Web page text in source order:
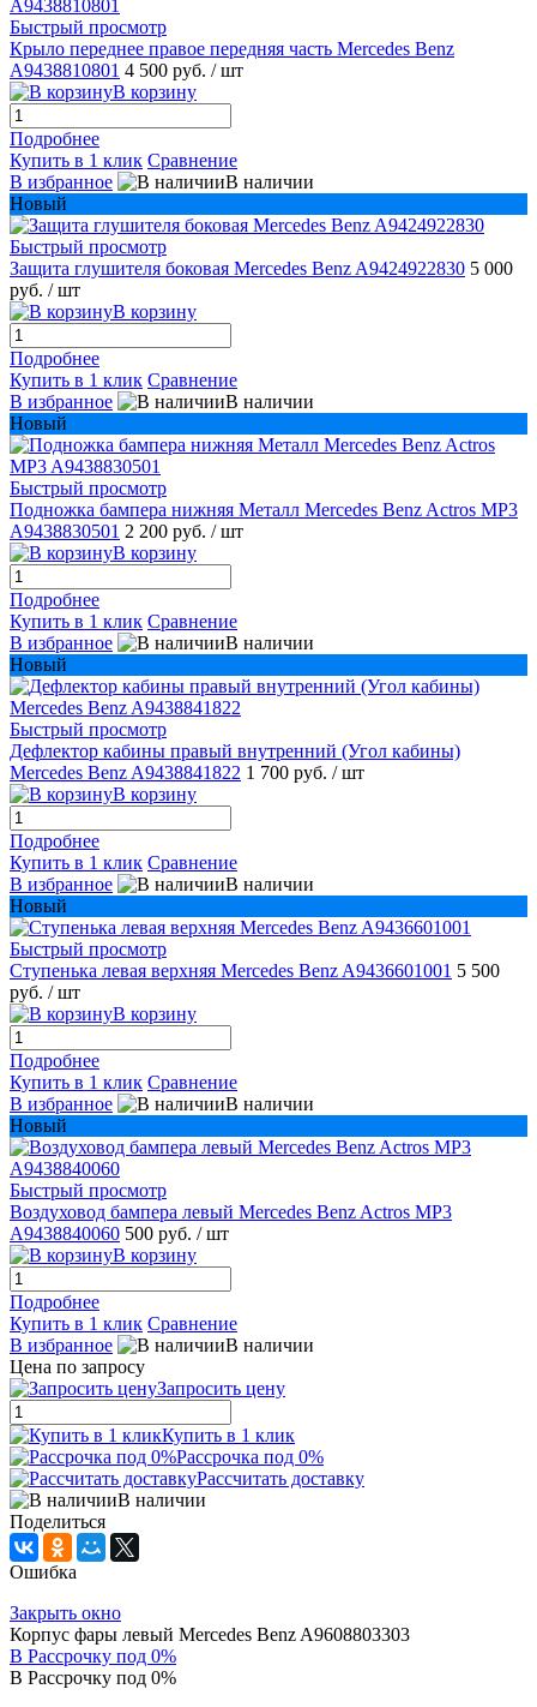
Быстрый просмотр
Крыло переднее правое передняя часть Mercedes Benz
A9438810801 4 500 руб. / шт
В корзину
Подробнее
Купить в 1 клик Сравнение
В избранное
В наличии
Новый
Быстрый просмотр
Защита глушителя боковая Mercedes Benz A9424922830 5 000
руб. / шт
В корзину
Подробнее
Купить в 1 клик Сравнение
В избранное
В наличии
Новый
Быстрый просмотр
Подножка бампера нижняя Металл Mercedes Benz Actros MP3
A9438830501 2 200 руб. / шт
В корзину
Подробнее
Купить в 1 клик Сравнение
В избранное
В наличии
Новый
Быстрый просмотр
Дефлектор кабины правый внутренний (Угол кабины)
Mercedes Benz A9438841822 1 700 руб. / шт
В корзину
Подробнее
Купить в 1 клик Сравнение
В избранное
В наличии
Новый
Быстрый просмотр
Ступенька левая верхняя Mercedes Benz A9436601001 5 500
руб. / шт
В корзину
Подробнее
Купить в 1 клик Сравнение
В избранное
В наличии
Новый
Быстрый просмотр
Воздуховод бампера левый Mercedes Benz Actros MP3
A9438840060 500 руб. / шт
В корзину
Подробнее
Купить в 1 клик Сравнение
В избранное
В наличии
Цена по запросу
Запросить цену
Купить в 1 клик
Рассрочка под 0%
Рассчитать доставку
В наличии
Поделиться
Ошибка
Закрыть окно
Корпус фары левый Mercedes Benz A9608803303
В Рассрочку под 0%
В Рассрочку под 0%